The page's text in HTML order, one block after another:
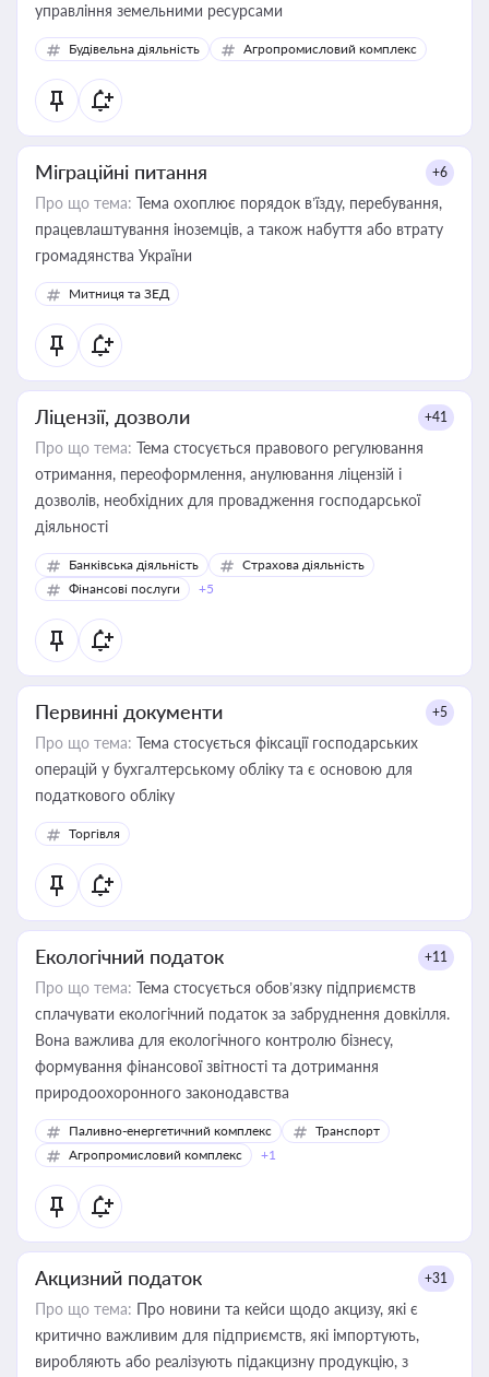
управління земельними ресурсами
Будівельна діяльність Агропромисловий комплекс
Міграційні питання +6
Про що тема: Тема охоплює порядок в’їзду, перебування,
працевлаштування іноземців, а також набуття або втрату
громадянства України
Митниця та ЗЕД
Ліцензії, дозволи +41
Про що тема: Тема стосується правового регулювання
отримання, переоформлення, анулювання ліцензій і
дозволів, необхідних для провадження господарської
діяльності
Банківська діяльність
Страхова діяльність
Фінансові послуги
+5
Первинні документи +5
Про що тема: Тема стосується фіксації господарських
операцій у бухгалтерському обліку та є основою для
податкового обліку
Торгівля
Екологічний податок +11
Про що тема: Тема стосується обов’язку підприємств
сплачувати екологічний податок за забруднення довкілля.
Вона важлива для екологічного контролю бізнесу,
формування фінансової звітності та дотримання
природоохоронного законодавства
Паливно-енергетичний комплекс
Транспорт
Агропромисловий комплекс
+1
Акцизний податок +31
Про що тема: Про новини та кейси щодо акцизу, які є
критично важливим для підприємств, які імпортують,
виробляють або реалізують підакцизну продукцію, з